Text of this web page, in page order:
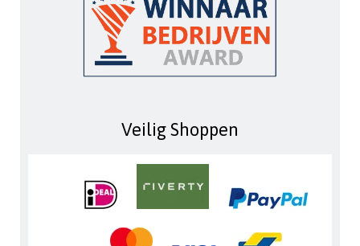
Veilig Shoppen